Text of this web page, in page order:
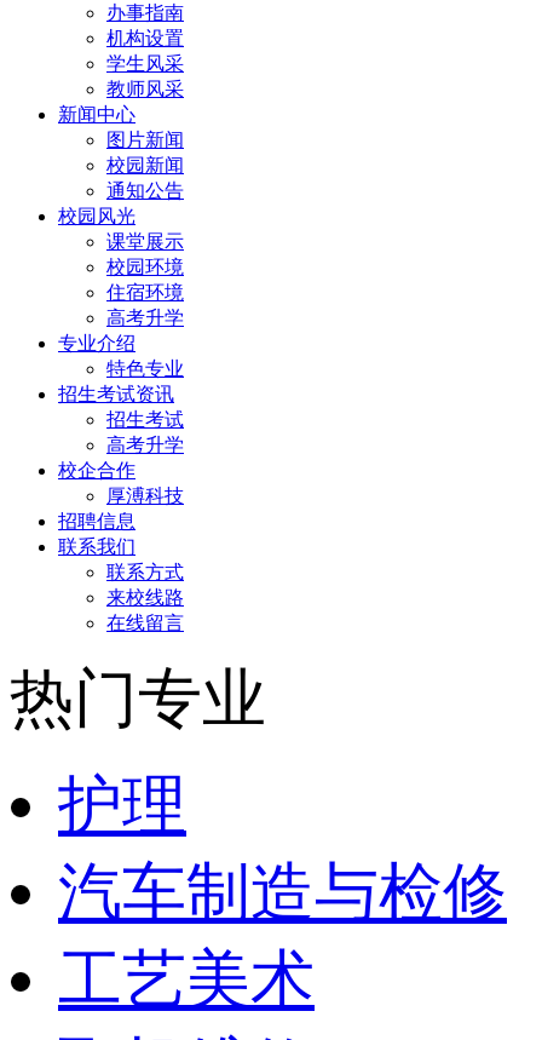
办事指南
机构设置
学生风采
教师风采
新闻中心
图片新闻
校园新闻
通知公告
校园风光
课堂展示
校园环境
住宿环境
高考升学
专业介绍
特色专业
招生考试资讯
招生考试
高考升学
校企合作
厚溥科技
招聘信息
联系我们
联系方式
来校线路
在线留言
热门专业
护理
汽车制造与检修
工艺美术